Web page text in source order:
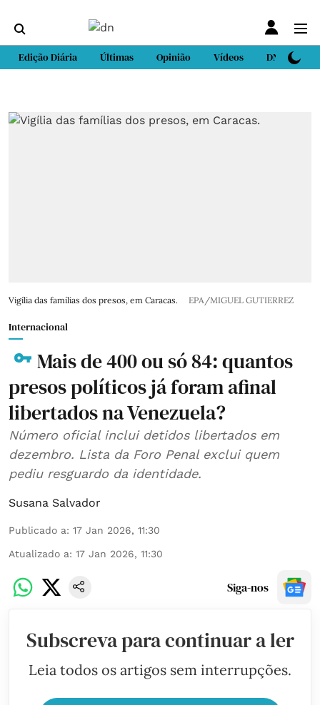
Edição Diária Últimas Opinião Vídeos DN Sport
Vigília das famílias dos presos, em Caracas. EPA/MIGUEL GUTIERREZ
Internacional
Mais de 400 ou só 84: quantos
presos políticos já foram afinal
libertados na Venezuela?
Número oficial inclui detidos libertados em
dezembro. Lista da Foro Penal exclui quem
pediu resguardo da identidade.
Susana Salvador
Publicado a: 17 Jan 2026, 11:30
Atualizado a: 17 Jan 2026, 11:30
Siga-nos
Subscreva para continuar a ler
Leia todos os artigos sem interrupções.